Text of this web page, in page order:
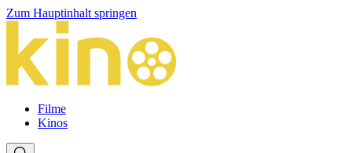
Zum Hauptinhalt springen
Filme
Kinos